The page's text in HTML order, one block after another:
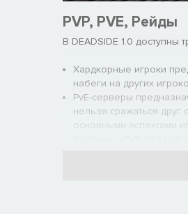
PVP, PVE, Рейды
В DEADSIDE 1.0 доступны
Хардкорные игроки
набеги на других
PvE-серверы
нельзя сражаться
основными аспектами